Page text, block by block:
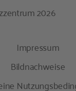
2026
Impressum
Bildnachweise